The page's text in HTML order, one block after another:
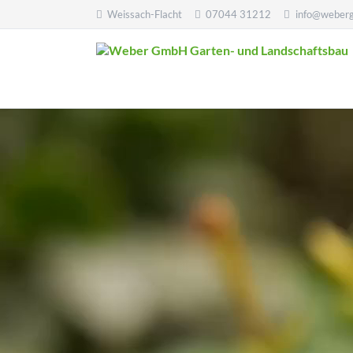
Weissach-Flacht 07044 31212
Downloads & Infos